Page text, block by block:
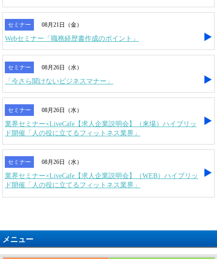
セミナー 08月21日（金）
Webセミナー「職務経歴書作成のポイント」
セミナー 08月26日（水）
「今さら聞けないビジネスマナー」
セミナー 08月26日（水）
業界セミナー×LiveCafe【求人企業説明会】（来場）ハイブリッ
ド開催「人の役に立てるフィットネス業界」
セミナー 08月26日（水）
業界セミナー×LiveCafe【求人企業説明会】（WEB）ハイブリッ
ド開催「人の役に立てるフィットネス業界」
メニュー